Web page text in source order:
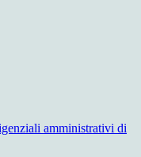
amministrativi di